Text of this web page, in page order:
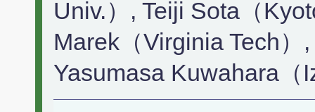
Univ.）, Teiji Sota（
Marek（Virginia Tech
Yasumasa Kuwahara（